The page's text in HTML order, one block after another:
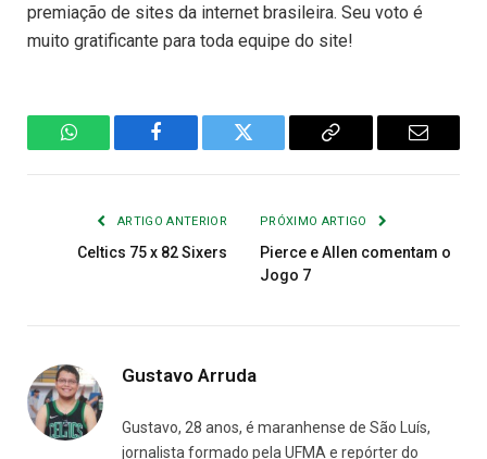
premiação de sites da internet brasileira. Seu voto é
muito gratificante para toda equipe do site!
WhatsAppFacebook Twitter
Copiar
E-
ARTIGO ANTERIOR
Celtics 75 x 82 Sixers
PRÓXIMO ARTIGO
Pierce e Allen comentam o
Jogo 7
Gustavo Arruda
Gustavo, 28 anos, é maranhense de São Luís,
jornalista formado pela UFMA e repórter do